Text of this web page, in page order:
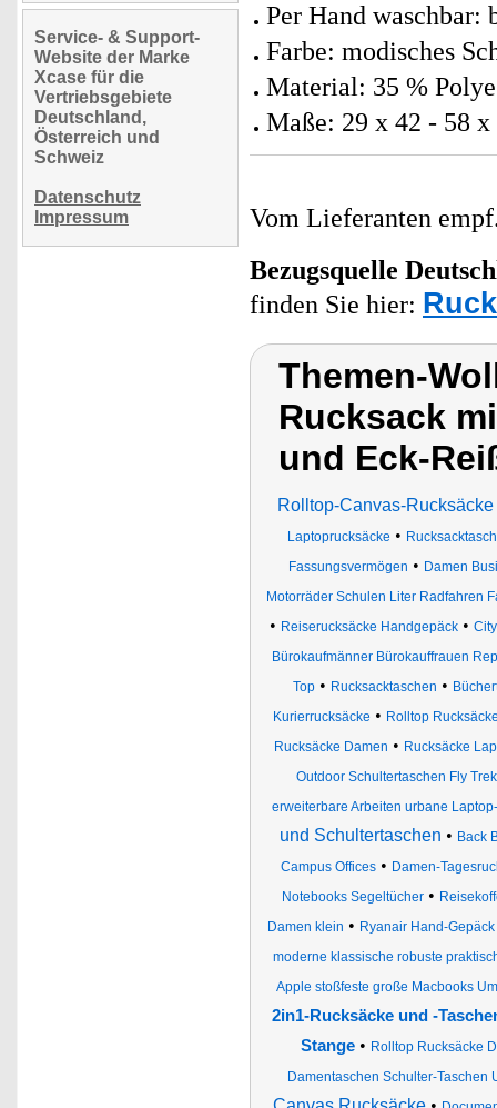
Service- & Support-
Website der Marke
Xcase für die
Vertriebsgebiete
Deutschland,
Österreich und
Schweiz
Datenschutz
Impressum
Per Hand waschbar:
Farbe: modisches
Material: 35 %
Maße: 29 x 42 - 58
Vom Lieferanten
Bezugsquelle
finden Sie hier:
Themen-
Rucksack
und Eck-
Rolltop-Canvas-
Laptoprucksäcke •
Fassungsvermögen • Damen
Motorräder Schulen Liter Radfahren
• Reiserucksäcke Handgepäck •
Bürokaufmänner Bürokauffrauen
Top • Rucksacktaschen •
Kurierrucksäcke • Rolltop
Rucksäcke Damen • Rucksäcke
Outdoor Schultertaschen Fly
erweiterbare Arbeiten urbane
und Schultertaschen • Back
Campus Offices • Damen-
Notebooks Segeltücher •
Damen klein • Ryanair Hand-
moderne klassische robuste
Apple stoßfeste große Macbooks
2in1-Rucksäcke und -
Stange • Rolltop Rucksäcke
Damentaschen Schulter-Taschen